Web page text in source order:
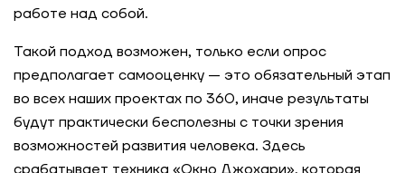
работе над собой.
Такой подход возможен, только если опрос
предполагает самооценку — это обязательный этап
во всех наших проектах по 360, иначе результаты
будут практически бесполезны с точки зрения
возможностей развития человека. Здесь
срабатывает техника «Окно Джохари», которая